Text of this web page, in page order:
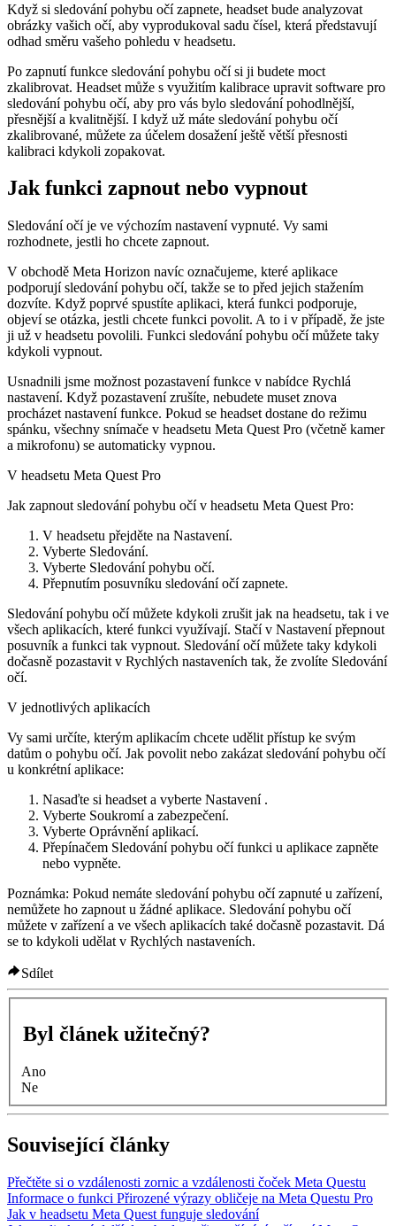
Když si sledování pohybu očí zapnete, headset bude analyzovat
obrázky vašich očí, aby vyprodukoval sadu čísel, která představují
odhad směru vašeho pohledu v headsetu.
Po zapnutí funkce sledování pohybu očí si ji budete moct
zkalibrovat. Headset může s využitím kalibrace upravit software pro
sledování pohybu očí, aby pro vás bylo sledování pohodlnější,
přesnější a kvalitnější. I když už máte sledování pohybu očí
zkalibrované, můžete za účelem dosažení ještě větší přesnosti
kalibraci kdykoli zopakovat.
Jak funkci zapnout nebo vypnout
Sledování očí je ve výchozím nastavení vypnuté. Vy sami
rozhodnete, jestli ho chcete zapnout.
V obchodě Meta Horizon navíc označujeme, které aplikace
podporují sledování pohybu očí, takže se to před jejich stažením
dozvíte. Když poprvé spustíte aplikaci, která funkci podporuje,
objeví se otázka, jestli chcete funkci povolit. A to i v případě, že jste
ji už v headsetu povolili. Funkci sledování pohybu očí můžete taky
kdykoli vypnout.
Usnadnili jsme možnost pozastavení funkce v nabídce Rychlá
nastavení. Když pozastavení zrušíte, nebudete muset znova
procházet nastavení funkce. Pokud se headset dostane do režimu
spánku, všechny snímače v headsetu Meta Quest Pro (včetně kamer
a mikrofonu) se automaticky vypnou.
V headsetu Meta Quest Pro
Jak zapnout sledování pohybu očí v headsetu Meta Quest Pro:
V headsetu přejděte na Nastavení.
Vyberte Sledování.
Vyberte Sledování pohybu očí.
Přepnutím posuvníku sledování očízapnete.
Sledování pohybu očí můžete kdykoli zrušit jak na headsetu, tak i ve
všech aplikacích, které funkci využívají. Stačí v Nastavenípřepnout
posuvník a funkci tak vypnout. Sledování očí můžete taky kdykoli
dočasně pozastavit v Rychlých nastaveních tak, že zvolíte Sledování
očí.
V jednotlivých aplikacích
Vy sami určíte, kterým aplikacím chcete udělit přístup ke svým
datům o pohybu očí. Jak povolit nebo zakázat sledování pohybu očí
u konkrétní aplikace:
Nasaďte si headset a vyberte Nastavení .
Vyberte Soukromí a zabezpečení.
Vyberte Oprávnění aplikací.
Přepínačem Sledování pohybu očífunkci u aplikace zapněte
nebo vypněte.
Poznámka: Pokud nemáte sledování pohybu očí zapnuté u zařízení,
nemůžete ho zapnout u žádné aplikace. Sledování pohybu očí
můžete v zařízení a ve všech aplikacích také dočasně pozastavit. Dá
se to kdykoli udělat v Rychlých nastaveních.
Sdílet
Byl článek užitečný?
Ano
Ne
Související články
Přečtěte si o vzdálenosti zornic a vzdálenosti čoček Meta Questu
Informace o funkci Přirozené výrazy obličeje na Meta Questu Pro
Jak v headsetu Meta Quest funguje sledování